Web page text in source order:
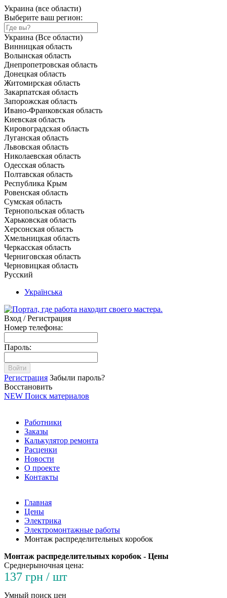
Украина (все области)
Выберите ваш регион:
Украина (Все области)
Винницкая область
Волынская область
Днепропетровская область
Донецкая область
Житомирская область
Закарпатская область
Запорожская область
Ивано-Франковская область
Киевская область
Кировоградская область
Луганская область
Львовская область
Николаевская область
Одесская область
Полтавская область
Республика Крым
Ровенская область
Сумская область
Тернопольская область
Харьковская область
Херсонская область
Хмельницкая область
Черкасская область
Черниговская область
Черновицкая область
Русский
Українська
Вход / Регистрация
Номер телефона:
Пароль:
Войти
Регистрация Забыли пароль?
Восстановить
NEW Поиск материалов
Работники
Заказы
Калькулятор ремонта
Расценки
Новости
О проекте
Контакты
Главная
Цены
Электрика
Электромонтажные работы
Монтаж распределительных коробок
Монтаж распределительных коробок - Цены
Среднерыночная цена:
137 грн / шт
Умный поиск цен